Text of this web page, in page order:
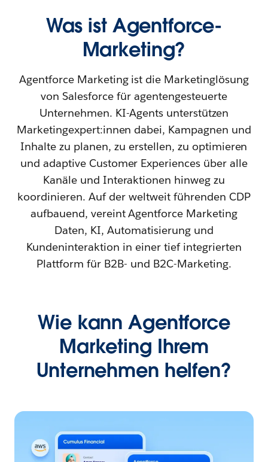
Was ist Agentforce-
Marketing?
Agentforce Marketing ist die Marketinglösung
von Salesforce für agentengesteuerte
Unternehmen. KI-Agents unterstützen
Marketingexpert:innen dabei, Kampagnen und
Inhalte zu planen, zu erstellen, zu optimieren
und adaptive Customer Experiences über alle
Kanäle und Interaktionen hinweg zu
koordinieren. Auf der weltweit führenden CDP
aufbauend, vereint Agentforce Marketing
Daten, KI, Automatisierung und
Kundeninteraktion in einer tief integrierten
Plattform für B2B- und B2C-Marketing.
Wie kann Agentforce
Marketing Ihrem
Unternehmen helfen?